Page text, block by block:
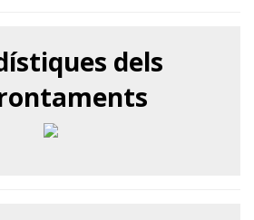
dels